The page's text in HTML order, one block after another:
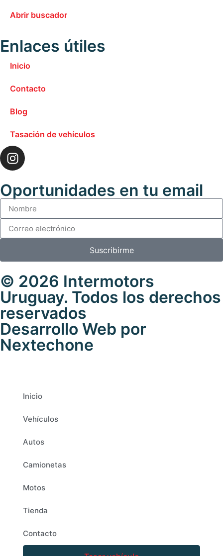
Abrir buscador
Enlaces útiles
Inicio
Contacto
Blog
Tasación de vehículos
Oportunidades en tu email
Suscribirme
© 2026 Intermotors
Uruguay. Todos los derechos
reservados
Desarrollo Web por
Nextechone
Inicio
Vehículos
Autos
Camionetas
Motos
Tienda
Contacto